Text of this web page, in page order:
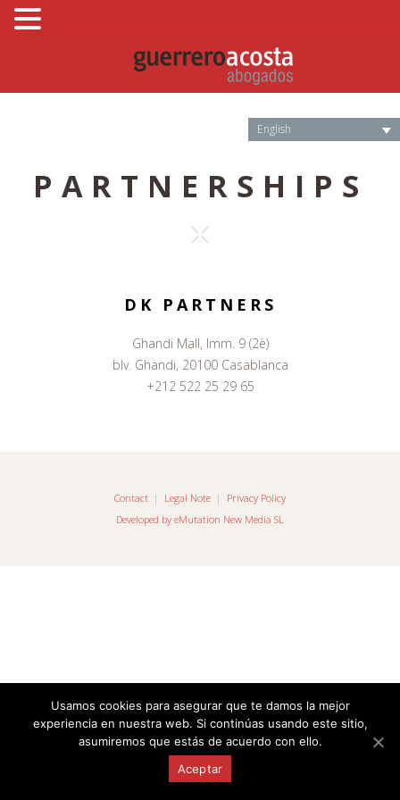
English
PARTNERSHIPS
DK PARTNERS
Ghandi Mall, Imm. 9 (2è)
blv. Ghandi, 20100 Casablanca
+212 522 25 29 65
Contact | Legal Note | Privacy Policy
Developed by eMutation New Media SL
Usamos cookies para asegurar que te damos la mejor
experiencia en nuestra web. Si continúas usando este sitio,
asumiremos que estás de acuerdo con ello.
Aceptar